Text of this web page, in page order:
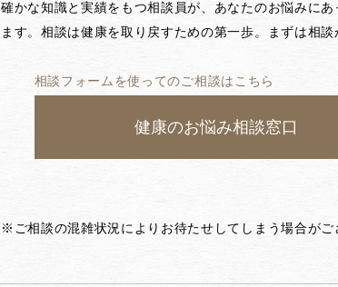
確かな知識と実績をもつ相談員が、あなたのお悩みに
ます。相談は健康を取り戻すための第一歩。まずは相談
相談フォームを使ってのご相談はこちら
健康のお悩み相談窓口
※ご相談の混雑状況によりお待たせしてしまう場合が